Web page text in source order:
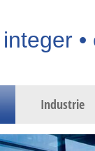
Industrie